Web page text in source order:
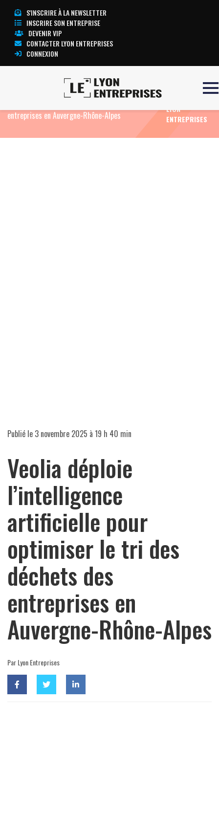
S'INSCRIRE À LA NEWSLETTER
INSCRIRE SON ENTREPRISE
DEVENIR VIP
CONTACTER LYON ENTREPRISES
CONNEXION
Veolia déploie l’intelligence
entreprises en Auvergne-Rhône-Alpes
LYON
ENTREPRISES
Publié le 3 novembre 2025 à 19 h 40 min
Veolia déploie
l’intelligence
artificielle pour
optimiser le tri des
déchets des
entreprises en
Auvergne-Rhône-Alpes
Par Lyon Entreprises